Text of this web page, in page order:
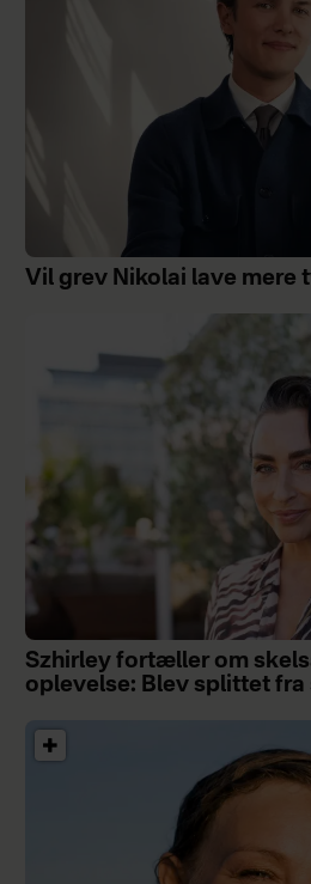
Vil grev Nikolai lave mere
Szhirley fortæller om
oplevelse: Blev splittet fra